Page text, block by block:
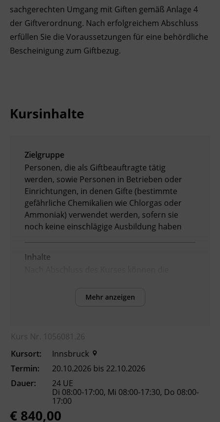
BFI Reutte
BFI Schwaz
sachgerechten Umgang mit Giften gemäß Anlage 4
der Giftverordnung. Nach erfolgreichem Abschluss
erfüllen Sie die Voraussetzungen für eine behördliche
Bescheinigung zum Giftbezug.
Kursinhalte
Zielgruppe
Personen, die als Giftbeauftragte tätig
werden, sowie Personen in Betrieben oder
Einrichtungen, in denen Gifte (bestimmte
gefährliche Chemikalien wie Chlorgas oder
Ammoniak) verwendet werden, sofern sie
noch keine einschlägige Ausbildung haben
Inhalte
die physikalischen und chemischen
die toxikologischen Grundlagen
einordnen.
Maßnahmen des
Anwender_innenschutzes anwenden.
gefährliche Chemikalien anhand von
Kennzeichnung und Piktogrammen
identifizieren.
die relevanten Gesetze und Vorschriften
Mehr anzeigen
Kurs Nr. 1056081.26
Kursort:
Innsbruck
Termin:
20.10.2026 bis 22.10.2026
Dauer:
24 UE
Di 08:00-17:00, Mi 08:00-17:30, Do 08:00-
17:00
€ 840,00